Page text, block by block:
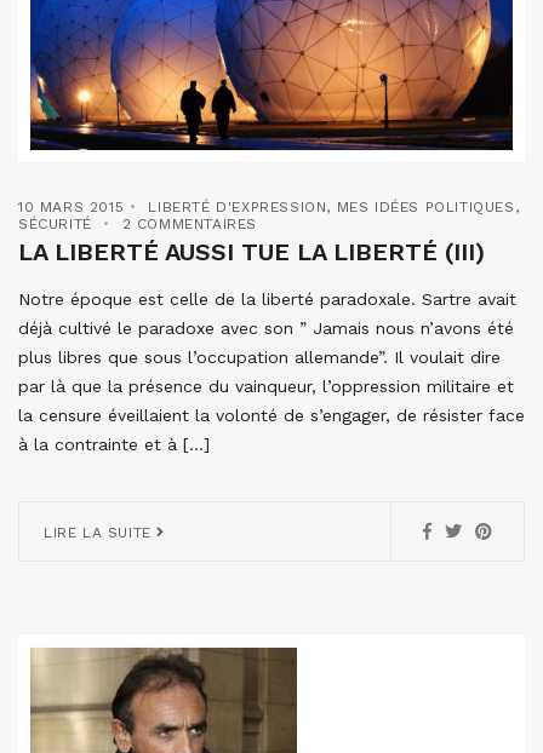
10 MARS 2015 LIBERTÉ D'EXPRESSION, MES IDÉES POLITIQUES ,
SÉCURITÉ
2 COMMENTAIRES
LA LIBERTÉ AUSSI TUE LA LIBERTÉ (III)
Notre époque est celle de la liberté paradoxale. Sartre avait
déjà cultivé le paradoxe avec son ” Jamais nous n’avons été
plus libres que sous l’occupation allemande”. Il voulait dire
par là que la présence du vainqueur, l’oppression militaire et
la censure éveillaient la volonté de s’engager, de résister face
à la contrainte et à […]
LIRE LA SUITE